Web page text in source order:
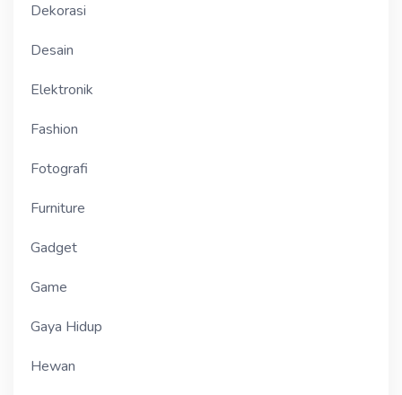
Dekorasi
Desain
Elektronik
Fashion
Fotografi
Furniture
Gadget
Game
Gaya Hidup
Hewan